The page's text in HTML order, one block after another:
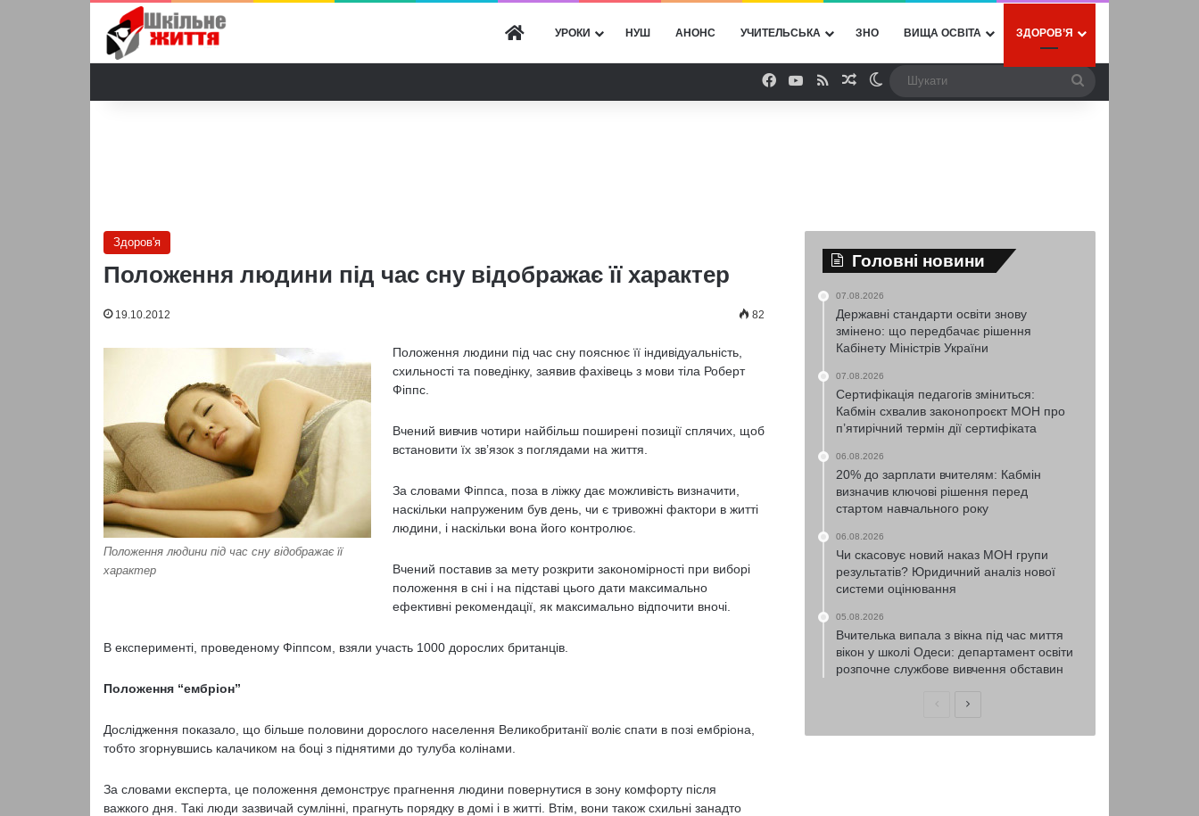
ГОЛОВНА
УРОКИ НУШ АНОНС УЧИТЕЛЬСЬКА ЗНО ВИЩА ОСВІТА ЗДОРОВ’Я
Facebook
YouTube
RSSВипадкова стаття
Switch skin
Здоров'я
Положення людини під час сну відображає її характер
19.10.2012 82
Положення людини під час сну відображає її
характер
Положення людини під час сну пояснює її індивідуальність,
схильності та поведінку, заявив фахівець з мови тіла Роберт
Фіппс.
Вчений вивчив чотири найбільш поширені позиції сплячих, щоб
встановити їх зв’язок з поглядами на життя.
За словами Фіппса, поза в ліжку дає можливість визначити,
наскільки напруженим був день, чи є тривожні фактори в житті
людини, і наскільки вона його контролює.
Вчений поставив за мету розкрити закономірності при виборі
положення в сні і на підставі цього дати максимально
ефективні рекомендації, як максимально відпочити вночі.
В експерименті, проведеному Фіппсом, взяли участь 1000 дорослих британців.
Положення “ембріон”
Дослідження показало, що більше половини дорослого населення Великобританії воліє спати в позі ембріона,
тобто згорнувшись калачиком на боці з піднятими до тулуба колінами.
За словами експерта, це положення демонструє прагнення людини повернутися в зону комфорту після
важкого дня. Такі люди зазвичай сумлінні, прагнуть порядку в домі і в житті. Втім, вони також схильні занадто
Головні новини
07.08.2026
Державні стандарти освіти знову
змінено: що передбачає рішення
Кабінету Міністрів України
07.08.2026
Сертифікація педагогів зміниться:
Кабмін схвалив законопроєкт МОН про
п’ятирічний термін дії сертифіката
06.08.2026
20% до зарплати вчителям: Кабмін
визначив ключові рішення перед
стартом навчального року
06.08.2026
Чи скасовує новий наказ МОН групи
результатів? Юридичний аналіз нової
системи оцінювання
05.08.2026
Вчителька випала з вікна під час миття
вікон у школі Одеси: департамент освіти
розпочне службове вивчення обставин
ПопередняНаступна